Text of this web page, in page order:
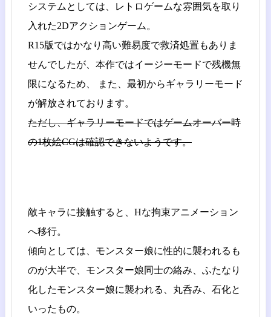
システムとしては、レトロゲームな雰囲気を取り
入れた2Dアクションゲーム。
R15版ではかなり高い難易度で救済処置もありま
せんでしたが、本作ではイージーモードで残機無
限になるため、 また、最初からギャラリーモード
が解放されております。
ただし、ギャラリーモードではゲームオーバー時
の1枚絵CGは確認できないようです。
敵キャラに接触すると、Hな拘束アニメーション
へ移行。
傾向としては、モンスター娘に性的に襲われるも
のが大半で、モンスター娘同士の絡み、ふたなり
化したモンスター娘に襲われる、丸呑み、石化と
いったもの。